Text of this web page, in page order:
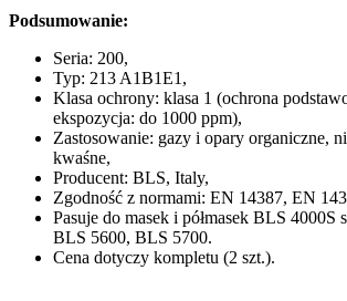
Podsumowanie:
Seria: 200,
Typ: 213 A1B1E1,
Klasa ochrony: klasa 1 (ochrona
ekspozycja: do 1000 ppm),
Zastosowanie: gazy i opary organiczne,
kwaśne,
Producent: BLS, Italy,
Zgodność z normami: EN 14387, EN
Pasuje do masek i półmasek BLS 4000S
BLS 5600, BLS 5700.
Cena dotyczy kompletu (2 szt.).